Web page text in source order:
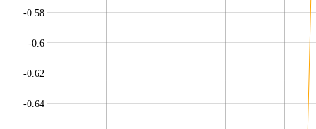
-0.64
-0.62
-0.6
-0.58